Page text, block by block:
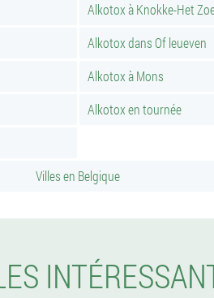
Alkotox à Knokke-Het
Alkotox dans Of leueven
Alkotox à Mons
Alkotox en tournée
Villes en Belgique